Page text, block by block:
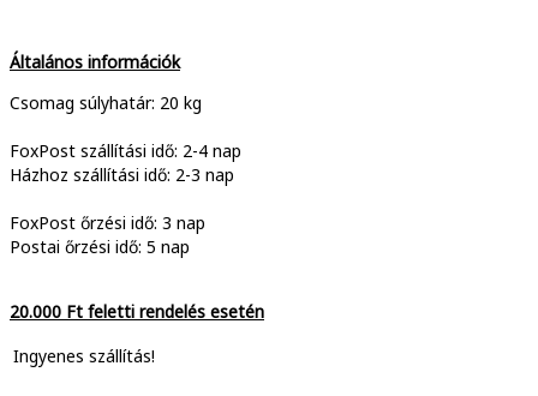
Általános információk
Csomag súlyhatár: 20 kg
FoxPost szállítási idő: 2-4 nap
Házhoz szállítási idő: 2-3 nap
FoxPost őrzési idő: 3 nap
Postai őrzési idő: 5 nap
20.000 Ft feletti rendelés esetén
Ingyenes szállítás!